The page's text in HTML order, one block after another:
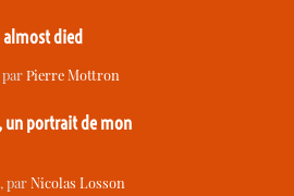
died
parPierre Mottron
un portrait de mon
, parNicolas Losson